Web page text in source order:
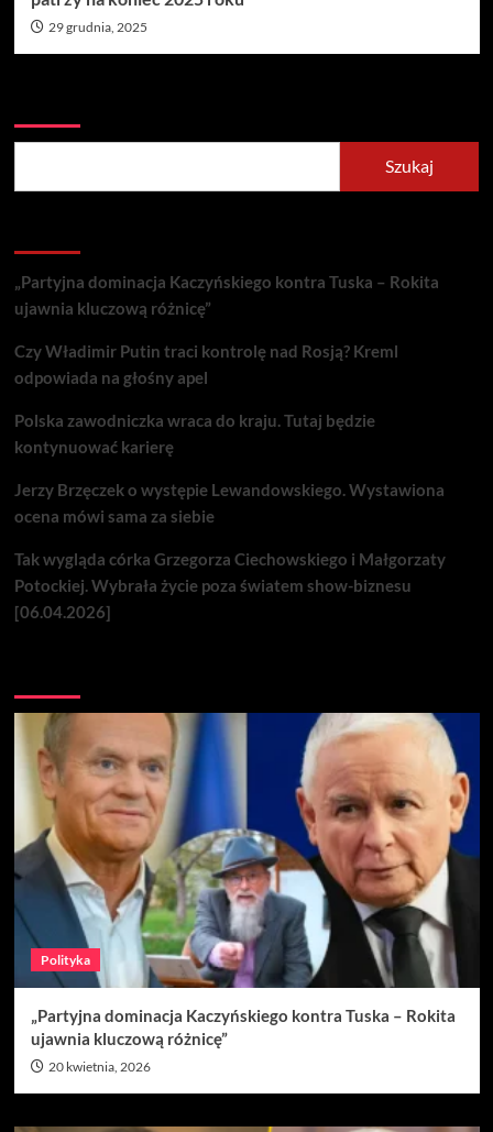
29 grudnia, 2025
Szukaj
„Partyjna dominacja Kaczyńskiego kontra Tuska – Rokita
ujawnia kluczową różnicę”
Czy Władimir Putin traci kontrolę nad Rosją? Kreml
odpowiada na głośny apel
Polska zawodniczka wraca do kraju. Tutaj będzie
kontynuować karierę
Jerzy Brzęczek o występie Lewandowskiego. Wystawiona
ocena mówi sama za siebie
Tak wygląda córka Grzegorza Ciechowskiego i Małgorzaty
Potockiej. Wybrała życie poza światem show-biznesu
[06.04.2026]
Polityka
„Partyjna dominacja Kaczyńskiego kontra Tuska – Rokita
ujawnia kluczową różnicę”
20 kwietnia, 2026